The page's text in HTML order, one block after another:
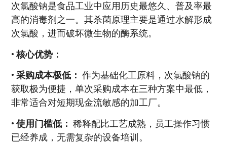
次氯酸钠是食品工业中应用历史最悠久、普及率最
高的消毒剂之一。其杀菌原理主要是通过水解形成
次氯酸，进而破坏微生物的酶系统。
•核心优势：
• 采购成本极低： 作为基础化工原料，次氯酸钠的
获取极为便捷，单次采购成本在三种方案中最低，
非常适合对短期现金流敏感的加工厂。
• 使用门槛低： 稀释配比工艺成熟，员工操作习惯
已经养成，无需复杂的设备培训。